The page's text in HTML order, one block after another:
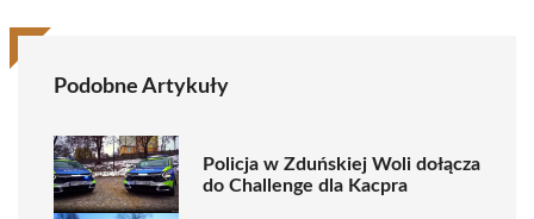
Podobne Artykuły
Policja w Zduńskiej Woli dołącza
do Challenge dla Kacpra